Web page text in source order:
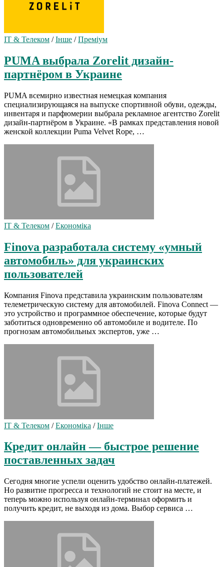
IT & Телеком /Інше /Преміум
PUMA выбрала Zorelit дизайн-
партнёром в Украине
PUMA всемирно известная немецкая компания
специализирующаяся на выпуске спортивной обуви, одежды,
инвентаря и парфюмерии выбрала рекламное агентство Zorelit
дизайн-партнёром в Украине. «В рамках представления новой
женской коллекции Puma Velvet Rope, …
IT & Телеком /Економіка
Finova разработала систему «умный
автомобиль» для украинских
пользователей
Компания Finova представила украинским пользователям
телеметрическую систему для автомобилей. Finova Connect —
это устройство и программное обеспечение, которые будут
заботиться одновременно об автомобиле и водителе. По
прогнозам автомобильных экспертов, уже …
IT & Телеком /Економіка /Інше
Кредит онлайн — быстрое решение
поставленных задач
Сегодня многие успели оценить удобство онлайн-платежей.
Но развитие прогресса и технологий не стоит на месте, и
теперь можно используя онлайн-терминал оформить и
получить кредит, не выходя из дома. Выбор сервиса …